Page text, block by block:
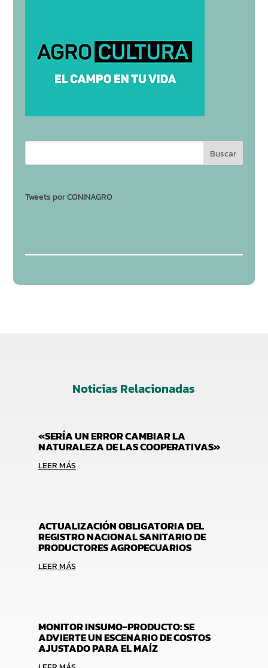
Tweets por CONINAGRO
Noticias Relacionadas
«SERÍA UN ERROR CAMBIAR LA
NATURALEZA DE LAS COOPERATIVAS»
LEER MÁS
ACTUALIZACIÓN OBLIGATORIA DEL
REGISTRO NACIONAL SANITARIO DE
PRODUCTORES AGROPECUARIOS
LEER MÁS
MONITOR INSUMO-PRODUCTO: SE
ADVIERTE UN ESCENARIO DE COSTOS
AJUSTADO PARA EL MAÍZ